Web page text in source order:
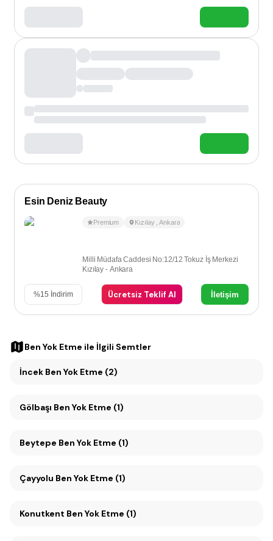
Esin Deniz Beauty
Premium Kızılay ,Ankara
Milli Müdafa Caddesi No:12/12 Tokuz İş Merkezi
Kızılay - Ankara
%15 İndirim Ücretsiz Teklif Al İletişim
Ben Yok Etme ile İlgili Semtler
İncek Ben Yok Etme (2)
Gölbaşı Ben Yok Etme (1)
Beytepe Ben Yok Etme (1)
Çayyolu Ben Yok Etme (1)
Konutkent Ben Yok Etme (1)